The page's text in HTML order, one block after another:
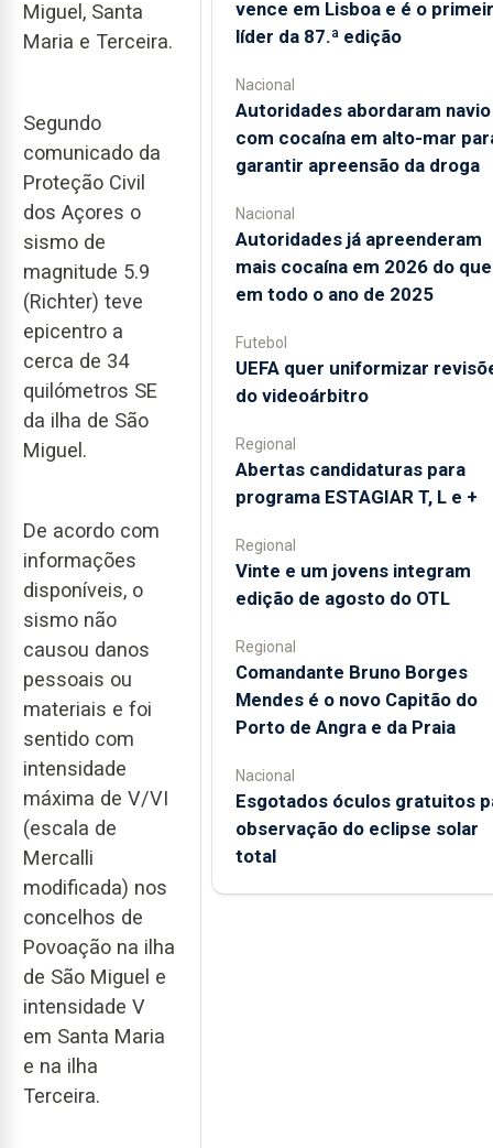
Miguel, Santa
Maria e Terceira.
Segundo
comunicado da
Proteção Civil
dos Açores o
sismo de
magnitude 5.9
(Richter) teve
epicentro a
cerca de 34
quilómetros SE
da ilha de São
Miguel.
De acordo com
informações
disponíveis, o
sismo não
causou danos
pessoais ou
materiais e foi
sentido com
intensidade
máxima de V/VI
(escala de
Mercalli
modificada) nos
concelhos de
Povoação na ilha
de São Miguel e
intensidade V
em Santa Maria
e na ilha
Terceira.
vence em Lisboa e é o
líder da 87.ª edição
Nacional
Autoridades abordaram navio
com cocaína em alto-mar
garantir apreensão da droga
Nacional
Autoridades já apreenderam
mais cocaína em 2026 do que
em todo o ano de 2025
Futebol
UEFA quer uniformizar
do videoárbitro
Regional
Abertas candidaturas para
programa ESTAGIAR T, L e +
Regional
Vinte e um jovens integram
edição de agosto do OTL
Regional
Comandante Bruno Borges
Mendes é o novo Capitão do
Porto de Angra e da Praia
Nacional
Esgotados óculos gratuitos
observação do eclipse solar
total